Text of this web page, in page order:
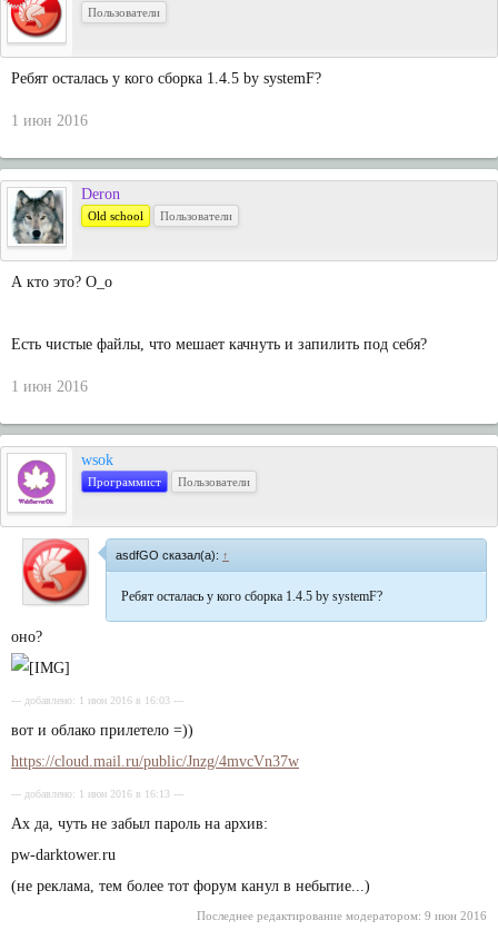
Пользователи
Ребят осталась у кого сборка 1.4.5 by systemF?
1 июн 2016
Deron
Old school Пользователи
А кто это? О_о
Есть чистые файлы, что мешает качнуть и запилить под себя?
1 июн 2016
wsok
Программист Пользователи
asdfGO сказал(а): ↑
Ребят осталась у кого сборка 1.4.5 by systemF?
оно?
--- добавлено: 1 июн 2016 в 16:03 ---
вот и облако прилетело =))
https://cloud.mail.ru/public/Jnzg/4mvcVn37w
--- добавлено: 1 июн 2016 в 16:13 ---
Ах да, чуть не забыл пароль на архив:
pw-darktower.ru
(не реклама, тем более тот форум канул в небытие...)
Последнее редактирование модератором: 9 июн 2016